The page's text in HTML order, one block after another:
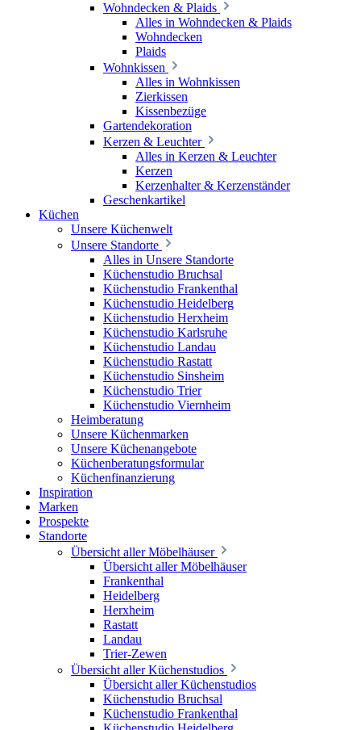
Wohndecken & Plaids
Alles in Wohndecken & Plaids
Wohndecken
Plaids
Wohnkissen
Alles in Wohnkissen
Zierkissen
Kissenbezüge
Gartendekoration
Kerzen & Leuchter
Alles in Kerzen & Leuchter
Kerzen
Kerzenhalter & Kerzenständer
Geschenkartikel
Küchen
Unsere Küchenwelt
Unsere Standorte
Alles in Unsere Standorte
Küchenstudio Bruchsal
Küchenstudio Frankenthal
Küchenstudio Heidelberg
Küchenstudio Herxheim
Küchenstudio Karlsruhe
Küchenstudio Landau
Küchenstudio Rastatt
Küchenstudio Sinsheim
Küchenstudio Trier
Küchenstudio Viernheim
Heimberatung
Unsere Küchenmarken
Unsere Küchenangebote
Küchenberatungsformular
Küchenfinanzierung
Inspiration
Marken
Prospekte
Standorte
Übersicht aller Möbelhäuser
Übersicht aller Möbelhäuser
Frankenthal
Heidelberg
Herxheim
Rastatt
Landau
Trier-Zewen
Übersicht aller Küchenstudios
Übersicht aller Küchenstudios
Küchenstudio Bruchsal
Küchenstudio Frankenthal